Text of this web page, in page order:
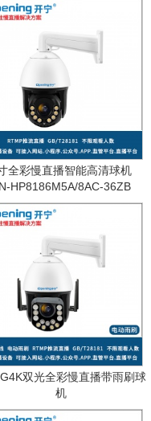
全彩慢直播智能高清球机
HP8186M5A/8AC-36ZB
双光全彩慢直播带雨刷球
机